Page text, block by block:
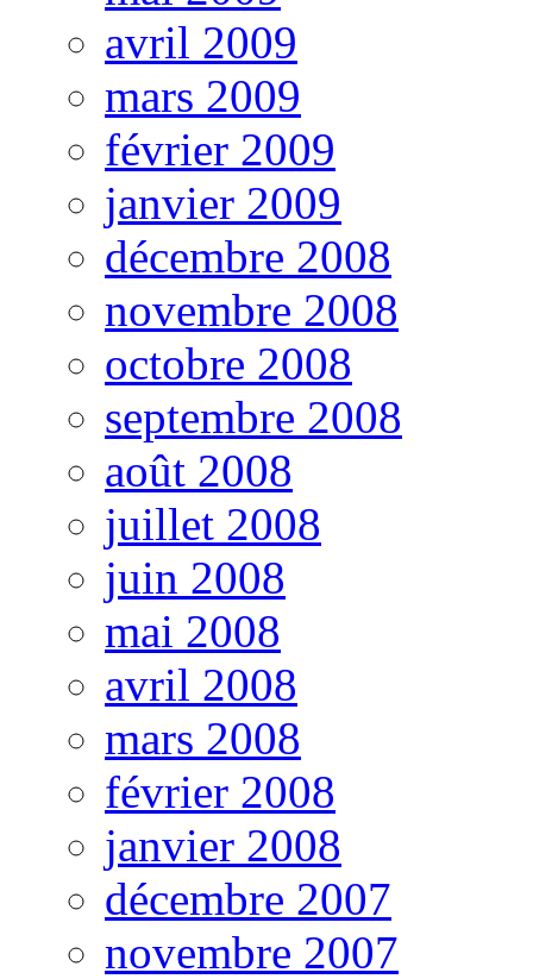
avril 2009
mars 2009
février 2009
janvier 2009
décembre 2008
novembre 2008
octobre 2008
septembre 2008
août 2008
juillet 2008
juin 2008
mai 2008
avril 2008
mars 2008
février 2008
janvier 2008
décembre 2007
novembre 2007